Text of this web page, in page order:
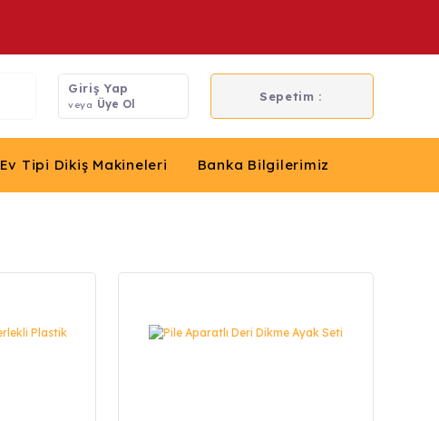
Giriş Yap
veya Üye Ol
Sepetim :
Ev Tipi Dikiş Makineleri Banka Bilgilerimiz